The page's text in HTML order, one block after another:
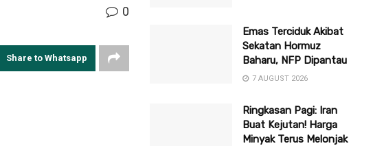
0
Share to Whatsapp
Emas Terciduk Akibat
Sekatan Hormuz
Baharu, NFP Dipantau
7 AUGUST 2026
Ringkasan Pagi: Iran
Buat Kejutan! Harga
Minyak Terus Melonjak